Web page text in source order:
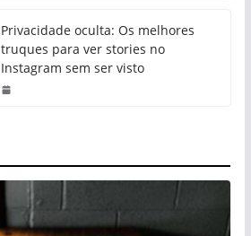
Privacidade oculta: Os melhores
truques para ver stories no
Instagram sem ser visto